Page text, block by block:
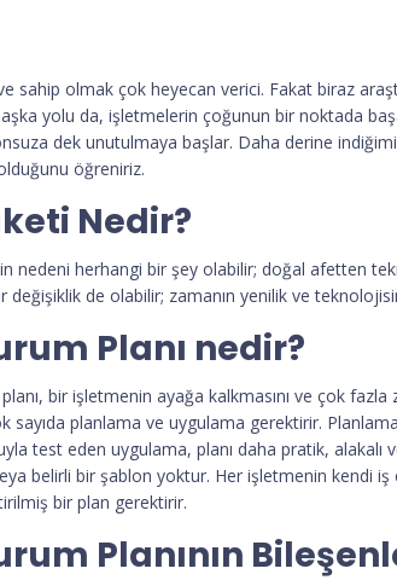
sahip olmak çok heyecan verici. Fakat biraz
yolu da, işletmelerin çoğunun bir noktada
dek unutulmaya başlar. Daha derine
öğreniriz.
Nedir?
nedeni herhangi bir şey olabilir; doğal afetten
değişiklik de olabilir; zamanın yenilik ve
Planı nedir?
bir işletmenin ayağa kalkmasını ve çok
sayıda planlama ve uygulama gerektirir.
test eden uygulama, planı daha pratik,
belirli bir şablon yoktur. Her işletmenin kendi
bir plan gerektirir.
Planının